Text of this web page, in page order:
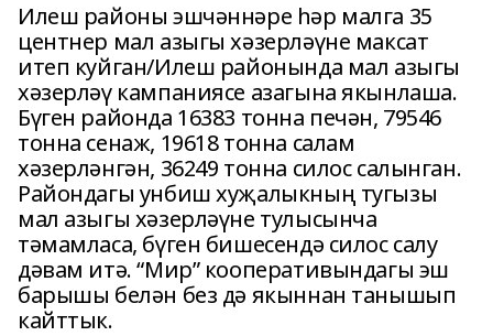
Илеш районы эшчәннәре һәр малга 35
центнер мал азыгы хәзерләүне максат
итеп куйган/Илеш районында мал азыгы
хәзерләү кампаниясе азагына якынлаша.
Бүген районда 16383 тонна печән, 79546
тонна сенаж, 19618 тонна салам
хәзерләнгән, 36249 тонна силос салынган.
Райондагы унбиш хуҗалыкның тугызы
мал азыгы хәзерләүне тулысынча
тәмамласа, бүген бишесендә силос салу
дәвам итә. “Мир” кооперативындагы эш
барышы белән без дә якыннан танышып
кайттык.